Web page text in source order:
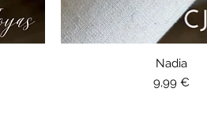
Aperçu rapide
Nadia
Prix
9,99 €